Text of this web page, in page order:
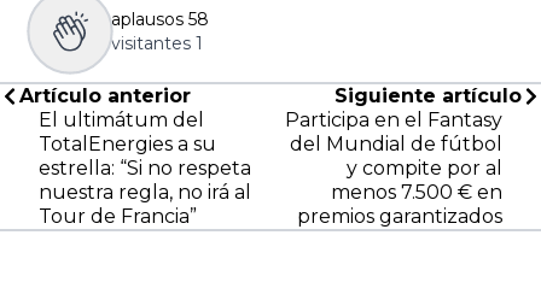
aplausos 58
visitantes 1
Artículo anterior
El ultimátum del
TotalEnergies a su
estrella: “Si no respeta
nuestra regla, no irá al
Tour de Francia”
Siguiente artículo
Participa en el Fantasy
del Mundial de fútbol
y compite por al
menos 7.500 € en
premios garantizados